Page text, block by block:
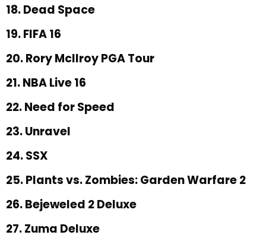
18. Dead Space
19. FIFA 16
20. Rory McIlroy PGA Tour
21. NBA Live 16
22. Need for Speed
23. Unravel
24. SSX
25. Plants vs. Zombies: Garden Warfare 2
26. Bejeweled 2 Deluxe
27. Zuma Deluxe